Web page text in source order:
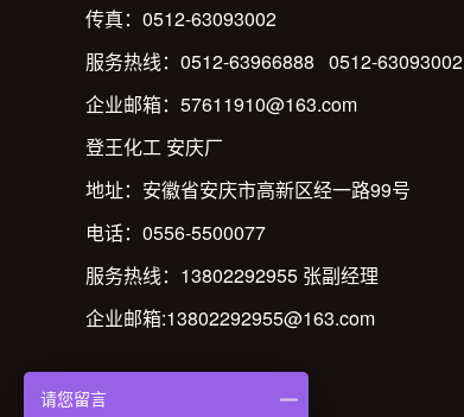
传真：0512-63093002
服务热线：0512-63966888 0512-63093002
企业邮箱：57611910@163.com
登王化工 安庆厂
地址：安徽省安庆市高新区经一路99号
电话：0556-5500077
服务热线：13802292955 张副经理
企业邮箱:13802292955@163.com
请您留言